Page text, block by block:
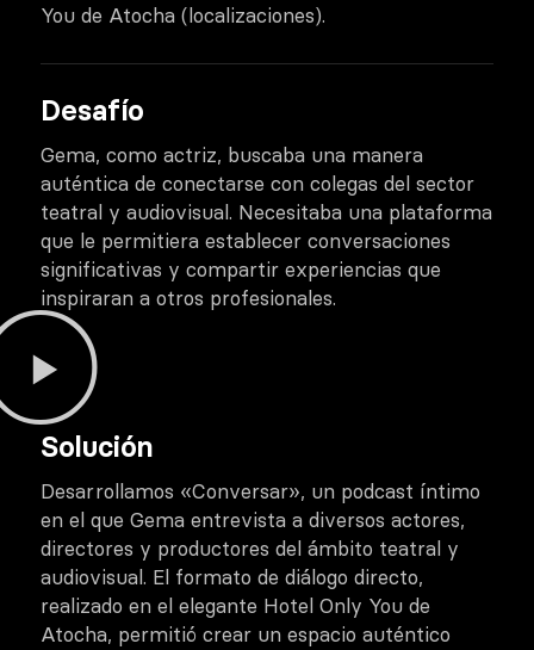
You de Atocha (localizaciones).
Desafío
Gema, como actriz, buscaba una manera
auténtica de conectarse con colegas del sector
teatral y audiovisual. Necesitaba una plataforma
que le permitiera establecer conversaciones
significativas y compartir experiencias que
inspiraran a otros profesionales.
Solución
Desarrollamos «Conversar», un podcast íntimo
en el que Gema entrevista a diversos actores,
directores y productores del ámbito teatral y
audiovisual. El formato de diálogo directo,
realizado en el elegante Hotel Only You de
Atocha, permitió crear un espacio auténtico